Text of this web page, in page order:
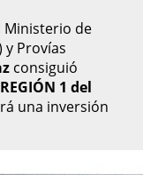
Ministerio de
y Provías
consiguió
1 del
una inversión